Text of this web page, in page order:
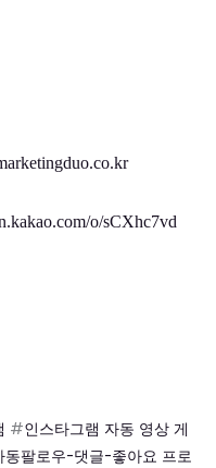
o/sCXhc7vd
#인스타그램 자동 영상 게
동팔로우-댓글-좋아요 프로